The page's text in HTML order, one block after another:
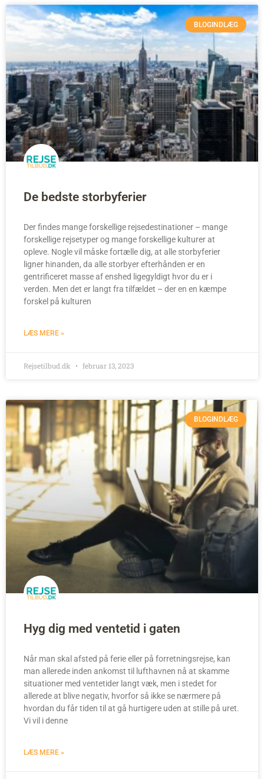
BLOGINDLÆG
De bedste storbyferier
Der findes mange forskellige rejsedestinationer – mange
forskellige rejsetyper og mange forskellige kulturer at
opleve. Nogle vil måske fortælle dig, at alle storbyferier
ligner hinanden, da alle storbyer efterhånden er en
gentrificeret masse af enshed ligegyldigt hvor du er i
verden. Men det er langt fra tilfældet – der en en kæmpe
forskel på kulturen
LÆS MERE »
Rejsetilbud.dk februar 13, 2023
BLOGINDLÆG
Hyg dig med ventetid i gaten
Når man skal afsted på ferie eller på forretningsrejse, kan
man allerede inden ankomst til lufthavnen nå at skamme
situationer med ventetider langt væk, men i stedet for
allerede at blive negativ, hvorfor så ikke se nærmere på
hvordan du får tiden til at gå hurtigere uden at stille på uret.
Vi vil i denne
LÆS MERE »